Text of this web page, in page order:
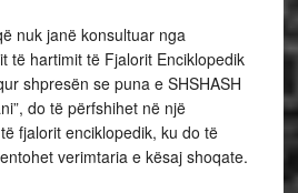
nuk janë konsultuar nga
të hartimit të Fjalorit Enciklopedik
shpresën se puna e SHSHASH
do të përfshihet në një
fjalorit enciklopedik, ku do të
verimtaria e kësaj shoqate.